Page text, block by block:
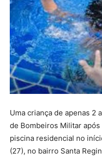
Uma criança de apenas 2
de Bombeiros Militar
piscina residencial no
(27), no bairro Santa